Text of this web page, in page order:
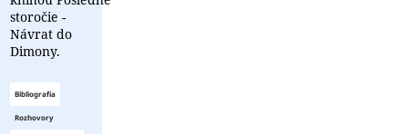
storočie -
Návrat do
Dimony.
Bibliografia
Rozhovory